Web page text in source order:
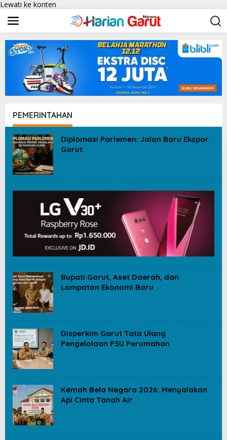
Lewati ke konten
PEMERINTAHAN
Diplomasi Parlemen: Jalan Baru Ekspor
Garut
Bupati Garut, Aset Daerah, dan
Lompatan Ekonomi Baru
Disperkim Garut Tata Ulang
Pengelolaan PSU Perumahan
Kemah Bela Negara 2026: Menyalakan
Api Cinta Tanah Air